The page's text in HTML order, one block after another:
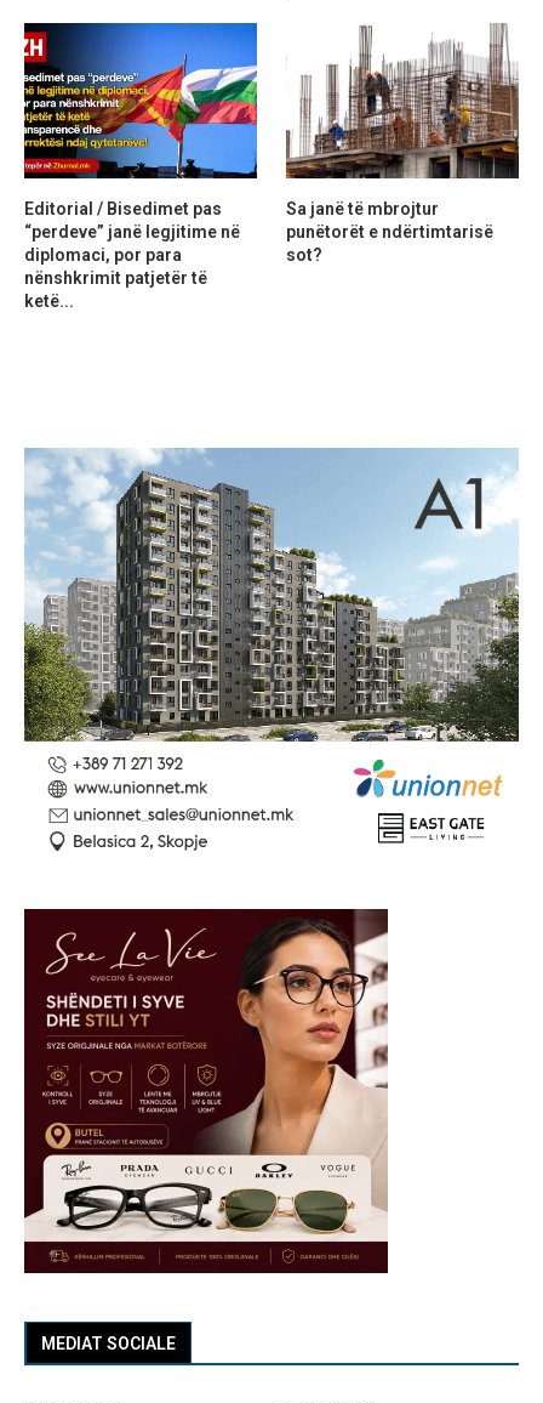
MEDIAT SOCIALE
Editorial / Bisedimet pas
“perdeve” janë legjitime në
diplomaci, por para
nënshkrimit patjetër të
ketë...
Sa janë të mbrojtur
punëtorët e ndërtimtarisë
sot?